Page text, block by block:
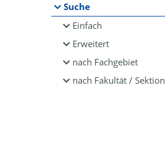
Suche
Einfach
Erweitert
nach Fachgebiet
nach Fakultät / Sektion